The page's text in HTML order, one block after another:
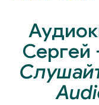
Сергей